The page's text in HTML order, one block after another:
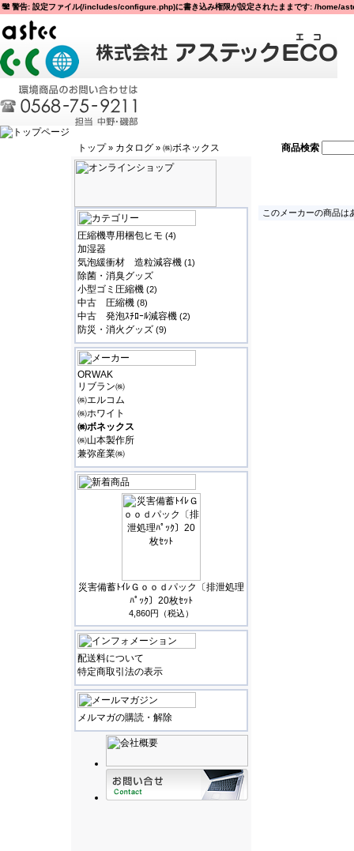
警告: 設定ファイル(/includes/configure.php)に書き込み権限が設定されたままです: /
トップ» カタログ » ㈱ボネックス 商品検索
圧縮機専用梱包ヒモ (4)
加湿器
気泡緩衝材 造粒減容機 (1)
除菌・消臭グッズ
小型ゴミ圧縮機 (2)
中古 圧縮機 (8)
中古 発泡ｽﾁﾛｰﾙ減容機 (2)
防災・消火グッズ (9)
ORWAK
リブラン㈱
㈱エルコム
㈱ホワイト
㈱ボネックス
㈱山本製作所
兼弥産業㈱
災害備蓄ﾄｲﾚＧｏｏｄパック〔排泄処理
ﾊﾟｯｸ〕20枚ｾｯﾄ
4,860円（税込）
配送料について
特定商取引法の表示
メルマガの購読・解除
このメーカーの商品は